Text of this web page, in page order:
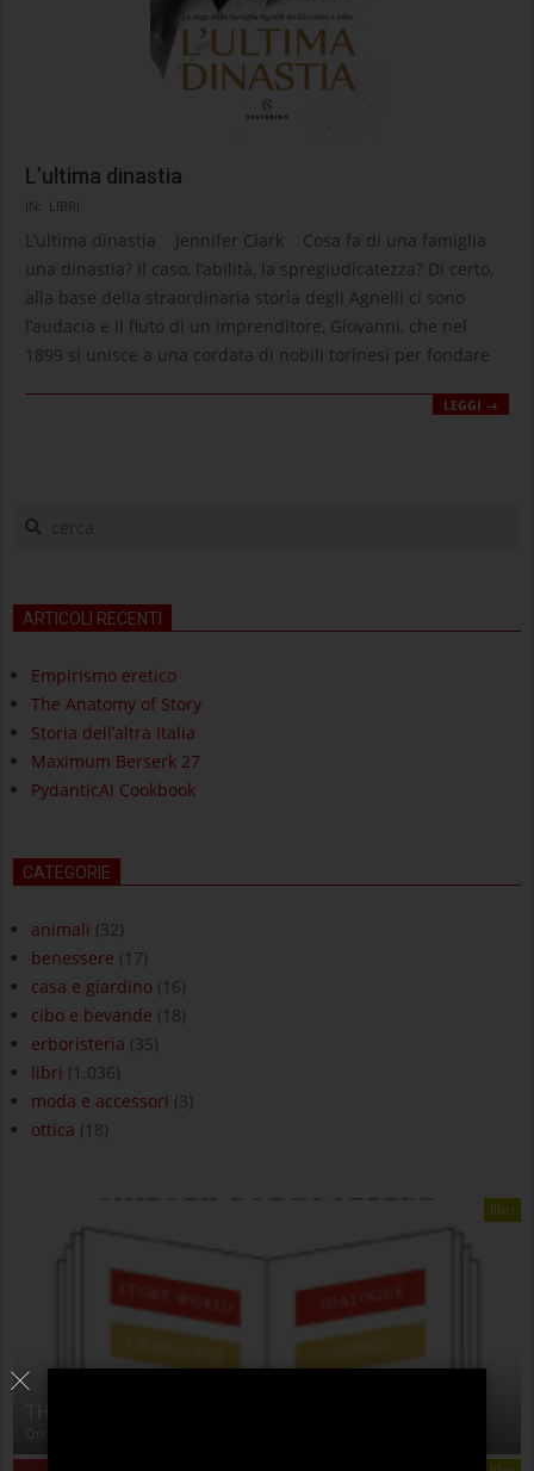
L’ultima dinastia
2024-
08-
06
IN: LIBRI
L’ultima dinastia Jennifer Clark Cosa fa di una famiglia
una dinastia? Il caso, l’abilità, la spregiudicatezza? Di certo,
alla base della straordinaria storia degli Agnelli ci sono
l’audacia e il fiuto di un imprenditore, Giovanni, che nel
1899 si unisce a una cordata di nobili torinesi per fondare
LEGGI →
cerca
ARTICOLI RECENTI
Empirismo eretico
The Anatomy of Story
Storia dell’altra Italia
Maximum Berserk 27
PydanticAI Cookbook
CATEGORIE
animali (32)
benessere (17)
casa e giardino (16)
cibo e bevande (18)
erboristeria (35)
libri (1.036)
moda e accessori (3)
ottica (18)
libri